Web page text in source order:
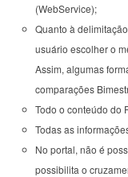
(WebService);
Quanto à
usuário escolher o
Assim, algumas
comparações
Todo o conteúdo do
Todas as
No portal, não é
possibilita o